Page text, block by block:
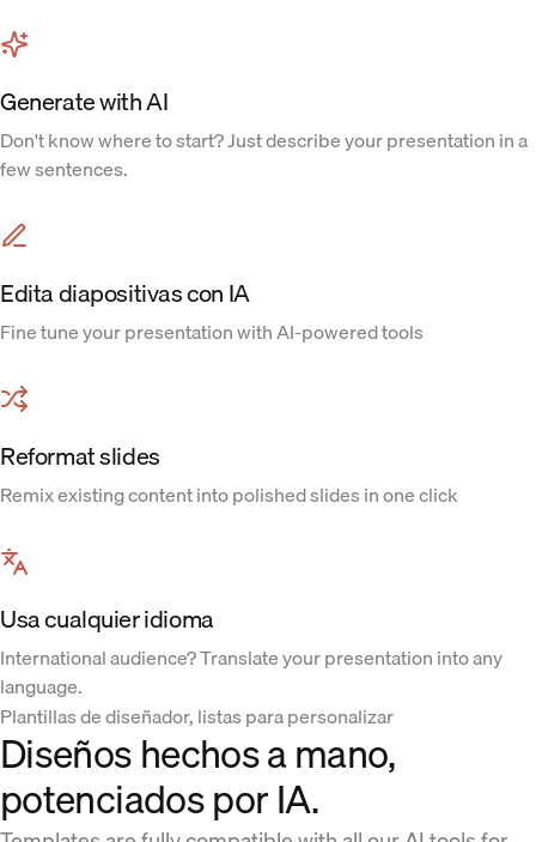
Generate with AI
Don't know where to start? Just describe your presentation in a
few sentences.
Edita diapositivas con IA
Fine tune your presentation with AI-powered tools
Reformat slides
Remix existing content into polished slides in one click
Usa cualquier idioma
International audience? Translate your presentation into any
language.
Plantillas de diseñador, listas para personalizar
Diseños hechos a mano,
potenciados por IA.